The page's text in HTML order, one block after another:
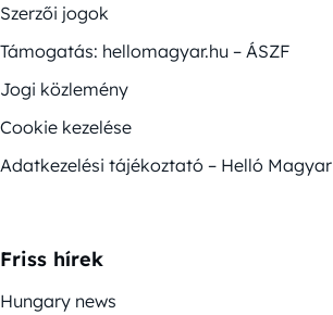
Szerzői jogok
Támogatás: hellomagyar.hu – ÁSZF
Jogi közlemény
Cookie kezelése
Adatkezelési tájékoztató – Helló Magyar
Friss hírek
Hungary news